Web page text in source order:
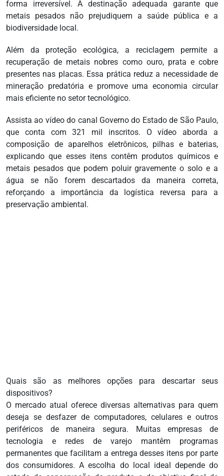
forma irreversível. A destinação adequada garante que
metais pesados não prejudiquem a saúde pública e a
biodiversidade local.
Além da proteção ecológica, a reciclagem permite a
recuperação de metais nobres como ouro, prata e cobre
presentes nas placas. Essa prática reduz a necessidade de
mineração predatória e promove uma economia circular
mais eficiente no setor tecnológico.
Assista ao vídeo do canal Governo do Estado de São Paulo,
que conta com 321 mil inscritos. O vídeo aborda a
composição de aparelhos eletrônicos, pilhas e baterias,
explicando que esses itens contêm produtos químicos e
metais pesados que podem poluir gravemente o solo e a
água se não forem descartados da maneira correta,
reforçando a importância da logística reversa para a
preservação ambiental.
Quais são as melhores opções para descartar seus
dispositivos?
O mercado atual oferece diversas alternativas para quem
deseja se desfazer de computadores, celulares e outros
periféricos de maneira segura. Muitas empresas de
tecnologia e redes de varejo mantêm programas
permanentes que facilitam a entrega desses itens por parte
dos consumidores. A escolha do local ideal depende do